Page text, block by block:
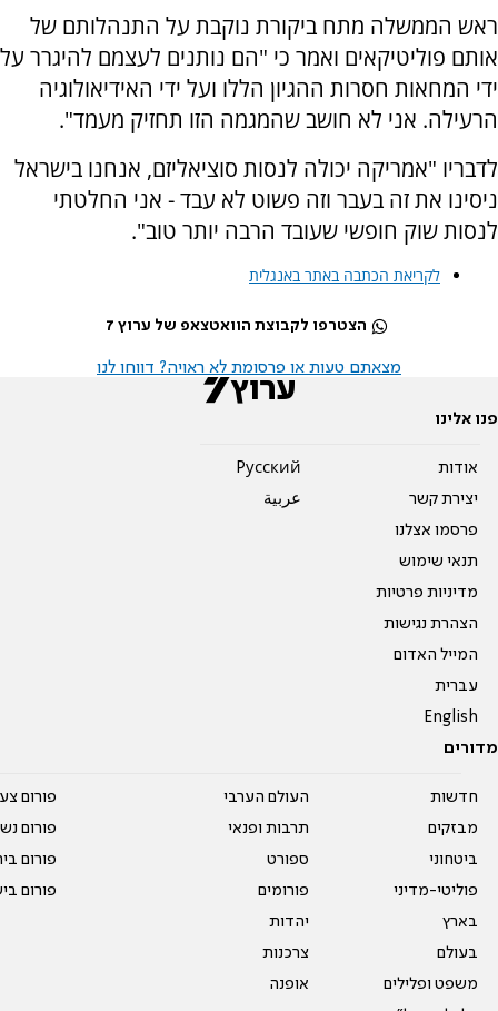
ראש הממשלה מתח ביקורת נוקבת על התנהלותם של
אותם פוליטיקאים ואמר כי "הם נותנים לעצמם להיגרר על
ידי המחאות חסרות ההגיון הללו ועל ידי האידיאולוגיה
הרעילה. אני לא חושב שהמגמה הזו תחזיק מעמד".
לדבריו "אמריקה יכולה לנסות סוציאליזם, אנחנו בישראל
ניסינו את זה בעבר וזה פשוט לא עבד - אני החלטתי
לנסות שוק חופשי שעובד הרבה יותר טוב".
לקריאת הכתבה באתר באנגלית
הצטרפו לקבוצת הוואטצאפ של ערוץ 7
מצאתם טעות או פרסומת לא ראויה? דווחו לנו
פנו אלינו
אודות
יצירת קשר
פרסמו אצלנו
תנאי שימוש
מדיניות פרטיות
הצהרת נגישות
המייל האדום
עברית
English
Pусский
عربية
מדורים
חדשות
מבזקים
ביטחוני
פוליטי-מדיני
בארץ
בעולם
משפט ופלילים
העולם הערבי
תרבות ופנאי
ספורט
פורומים
יהדות
צרכנות
אופנה
פורום
פורום
פורום
פורום